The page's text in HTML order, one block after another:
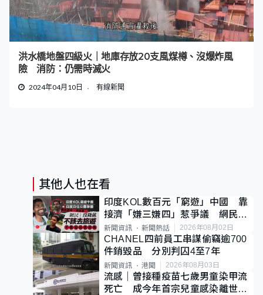
洪水橋地盤四級火｜地庫存放20支風煤樽、沒爆炸風
險 消防：仍需時滅火
2024年04月10日 有線新聞
其他人也在看
印度KOL數百元「窮遊」中國 靠
接濟「嫌三嫌四」惹爭議 網民：
不歡迎劣質旅客
新聞資訊 新聞熱話 2026年08月02日
CHANEL四前員工串謀偷竊逾700
件銷毀品 分別判囚4至7年
新聞資訊 港聞 2026年08月03日
流感｜曾接種疫苗七歲男童染甲流
死亡 成今年首宗兒童感染離世個